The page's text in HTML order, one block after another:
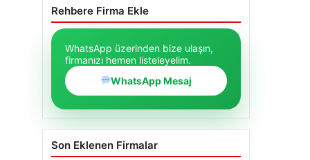
Rehbere Firma Ekle
WhatsApp üzerinden bize ulaşın,
firmanızı hemen listeleyelim.
WhatsApp Mesaj
Son Eklenen Firmalar